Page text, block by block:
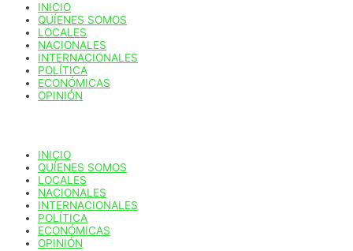
INICIO
QUÍENES SOMOS
LOCALES
NACIONALES
INTERNACIONALES
POLÍTICA
ECONÓMICAS
OPINIÓN
INICIO
QUÍENES SOMOS
LOCALES
NACIONALES
INTERNACIONALES
POLÍTICA
ECONÓMICAS
OPINIÓN